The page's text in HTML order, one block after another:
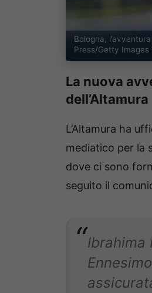
Bologna,
Press/Getty Images
La nuova
dell’Altamura
L’Altamura ha
mediatico per la
dove ci sono
seguito il
Ibrahima